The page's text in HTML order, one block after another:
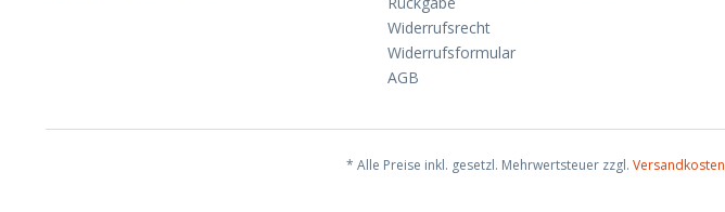
Widerrufsrecht
Widerrufsformular
AGB
* Alle Preise inkl. gesetzl. Mehrwertsteuer zzgl. Versandkosten